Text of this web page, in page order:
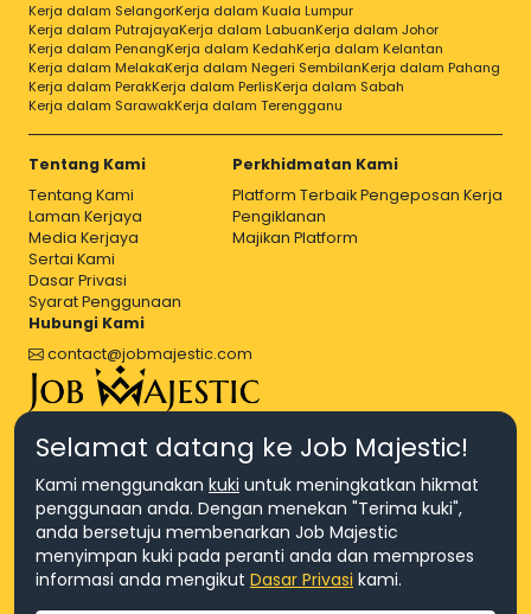
Kerja dalam SelangorKerja dalam Kuala Lumpur
Kerja dalam PutrajayaKerja dalam LabuanKerja dalam Johor
Kerja dalam PenangKerja dalam KedahKerja dalam Kelantan
Kerja dalam MelakaKerja dalam Negeri SembilanKerja dalam Pahang
Kerja dalam PerakKerja dalam PerlisKerja dalam Sabah
Kerja dalam SarawakKerja dalam Terengganu
Tentang Kami
Tentang Kami
Laman Kerjaya
Media Kerjaya
Sertai Kami
Dasar Privasi
Syarat Penggunaan
Perkhidmatan Kami
Platform Terbaik Pengeposan Kerja
Pengiklanan
Majikan Platform
Hubungi Kami
contact@jobmajestic.com
© Hakcipta 2026 Agensi Pekerjaan JEV Management Sdn. Bhd.,
registered in Malaysia (Company No: 201701016948 (1231113-U), EA
Selamat datang ke Job Majestic!
Kami menggunakan kuki untuk meningkatkan hikmat
penggunaan anda. Dengan menekan "Terima kuki",
anda bersetuju membenarkan Job Majestic
menyimpan kuki pada peranti anda dan memproses
informasi anda mengikut Dasar Privasi kami.